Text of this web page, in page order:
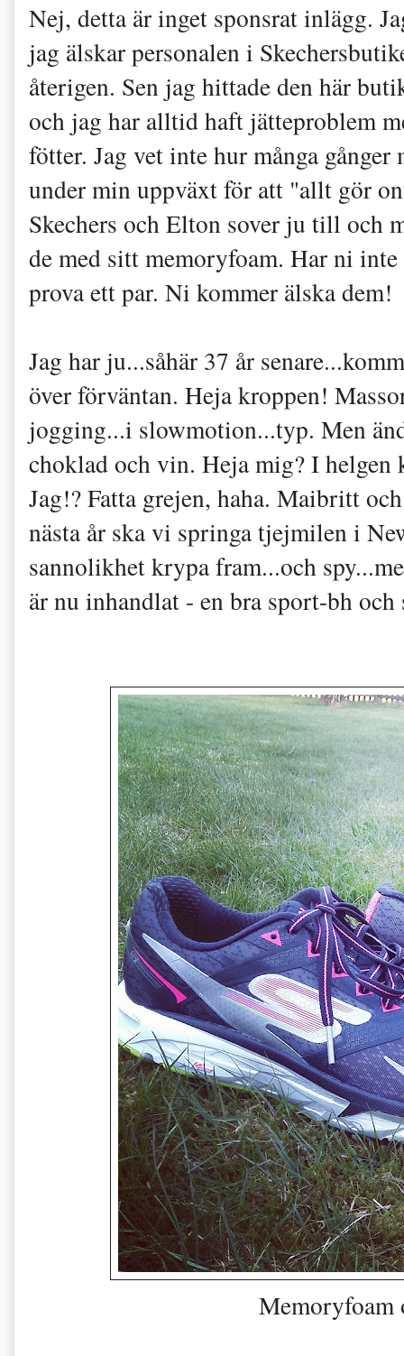
Nej, detta är inget sponsrat inlägg.
jag älskar personalen i
återigen. Sen jag hittade den här
och jag har alltid haft jätteproblem
fötter. Jag vet inte hur många
under min uppväxt för att "allt gör
Skechers och Elton sover ju till och
de med sitt memoryfoam. Har ni
prova ett par. Ni kommer älska dem!
Jag har ju...såhär 37 år
över förväntan. Heja kroppen!
jogging...i slowmotion...typ. Men
choklad och vin. Heja mig? I
Jag!? Fatta grejen, haha. Maibritt
nästa år ska vi springa tjejmilen i
sannolikhet krypa fram...och
är nu inhandlat - en bra sport-bh
Memoryfoam